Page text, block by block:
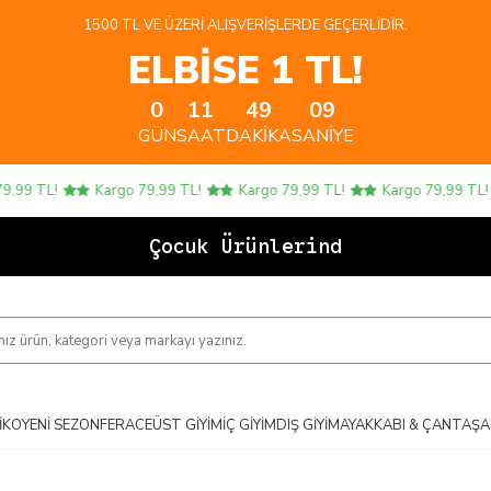
1500 TL VE ÜZERI ALIŞVERIŞLERDE GEÇERLIDIR.
ELBİSE 1 TL!
0
GÜN
11
SAAT
49
DAKIKA
09
SANIYE
TL! Kargo 79,99 TL! Kargo 79,99 TL! Kargo 79,99 TL!
Çocuk Ürünlerinde 4 A
YENI SEZONFERACEÜST GIYIMİÇ GIYIMDIŞ GIYIMAYAKKABI & ÇANTA